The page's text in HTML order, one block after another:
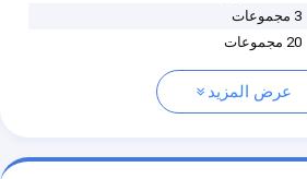
3 مجموعات
20 مجموعات
عرض المزيد